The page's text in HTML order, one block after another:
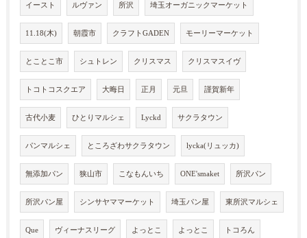
イースト ルヴァン 所沢 埼玉オーガニックマーケット
11.18(木) 朝霞市 クラフトGADEN モーリーマーケット
とことこ市 シュトレン クリスマス クリスマスイヴ
トコトコスクエア 大晦日 正月 元旦 謹賀新年
古代小麦 ひとりマルシェ Lyckd サクラタウン
パンマルシェ ところざわサクラタウン lycka(リュッカ)
無添加パン 狭山市 こなもんいち ONE'smaket 所沢パン
所沢パン屋 シンサヤママーケット 埼玉パン屋 東所沢マルシェ
Que ヴィーナスリーグ よっとこ よっとこ トコろん